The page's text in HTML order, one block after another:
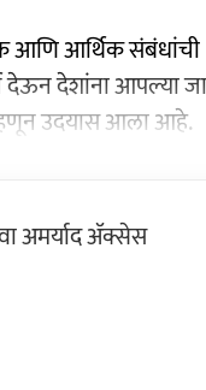
आणि आर्थिक संबंधांची
देऊन देशांना आपल्या
उदयास आला आहे.
अमर्याद ॲक्सेस